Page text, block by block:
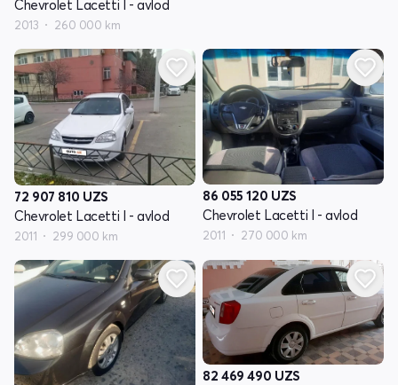
Chevrolet Lacetti I - avlod
2013 260 000 km
72 907 810 UZS
Chevrolet Lacetti I - avlod
2011 299 000 km
86 055 120 UZS
Chevrolet Lacetti I - avlod
2011 270 000 km
82 469 490 UZS